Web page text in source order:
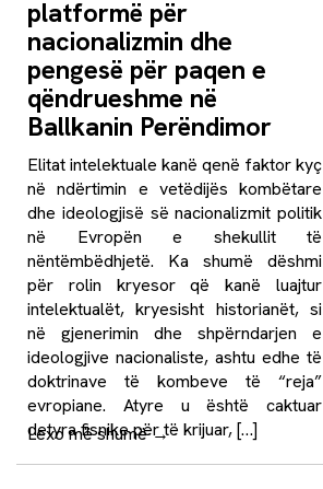
platformë për
nacionalizmin dhe
pengesë për paqen e
qëndrueshme në
Ballkanin Perëndimor
Elitat intelektuale kanë qenë faktor kyç
në ndërtimin e vetëdijës kombëtare
dhe ideologjisë së nacionalizmit politik
në Evropën e shekullit të
nëntëmbëdhjetë. Ka shumë dëshmi
për rolin kryesor që kanë luajtur
intelektualët, kryesisht historianët, si
në gjenerimin dhe shpërndarjen e
ideologjive nacionaliste, ashtu edhe të
doktrinave të kombeve të “reja”
evropiane. Atyre u është caktuar
detyra fisnike për të krijuar, […]
Lexo më shumë→